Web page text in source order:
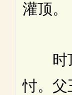
灌顶。
时顶
忖。父